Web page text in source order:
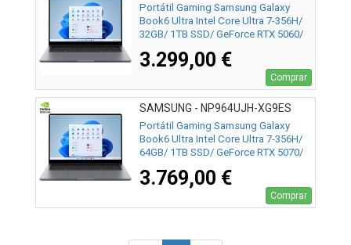
Portátil Gaming Samsung Galaxy
Book6 Ultra Intel Core Ultra 7-356H/
32GB/ 1TB SSD/ GeForce RTX 5060/
3.299,00 €
Comprar
SAMSUNG - NP964UJH-XG9ES
Portátil Gaming Samsung Galaxy
Book6 Ultra Intel Core Ultra 7-356H/
64GB/ 1TB SSD/ GeForce RTX 5070/
3.769,00 €
Comprar